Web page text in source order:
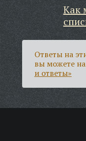
Как
Ответы на
вы можете
и ответы»